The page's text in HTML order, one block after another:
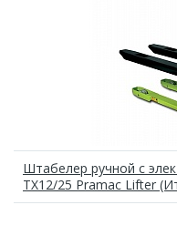
Штабелер ручной с
TX12/25 Pramac Lifter